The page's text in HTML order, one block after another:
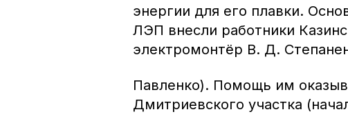
энергии для его плавки.
ЛЭП внесли работники
электромонтёр В. Д.
Павленко). Помощь им
Дмитриевского участка